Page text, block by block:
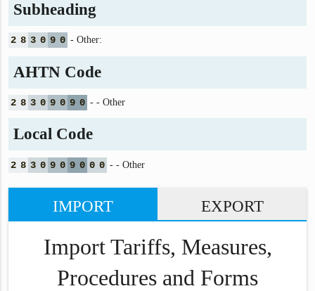
Subheading
2 8 3 0 9 0 - Other:
AHTN Code
2 8 3 0 9 0 9 0 - - Other
Local Code
2 8 3 0 9 0 9 0 0 0 - - Other
IMPORT EXPORT
Import Tariffs, Measures,
Procedures and Forms